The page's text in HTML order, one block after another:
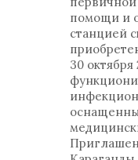
помощи и
станцией
30 октября